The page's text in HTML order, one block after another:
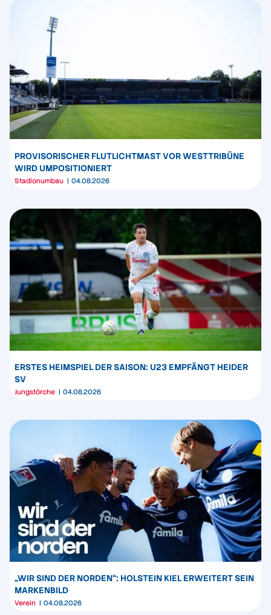
PROVISORISCHER FLUTLICHTMAST VOR WESTTRIBÜNE
WIRD UMPOSITIONIERT
Stadionumbau 04.08.2026
ERSTES HEIMSPIEL DER SAISON: U23 EMPFÄNGT HEIDER
SV
Jungstörche 04.08.2026
„WIR SIND DER NORDEN“: HOLSTEIN KIEL ERWEITERT SEIN
MARKENBILD
Verein 04.08.2026